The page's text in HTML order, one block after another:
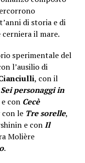
di storia e di
il mare.
sperimentale del
l’ausilio di
, con il
Sei personaggi in
con Cecè
le Tre sorelle,
e conIl
Molière
.